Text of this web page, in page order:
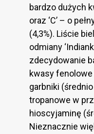
bardzo dużych
oraz ‘C’ – o
(4,3%). Liście
odmiany
zdecydowanie
kwasy fenolowe
garbniki
tropanowe w
hioscyjaminę
Nieznacznie